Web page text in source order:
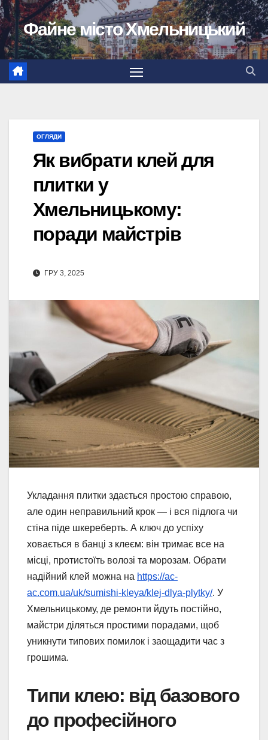
Перейти
до
вмісту
Файне місто Хмельницький
ОГЛЯДИ
Як вибрати клей для
плитки у
Хмельницькому:
поради майстрів
ГРУ 3, 2025
Укладання плитки здається простою справою,
але один неправильний крок — і вся підлога чи
стіна піде шкереберть. А ключ до успіху
ховається в банці з клеєм: він тримає все на
місці, протистоїть волозі та морозам. Обрати
надійний клей можна на https://ac-
ac.com.ua/uk/sumishi-kleya/klej-dlya-plytky/. У
Хмельницькому, де ремонти йдуть постійно,
майстри діляться простими порадами, щоб
уникнути типових помилок і заощадити час з
грошима.
Типи клею: від базового
до професійного